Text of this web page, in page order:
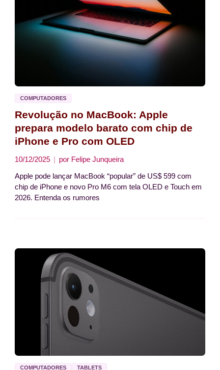
COMPUTADORES
Revolução no MacBook: Apple
prepara modelo barato com chip de
iPhone e Pro com OLED
10/12/2025 por Felipe Junqueira
Apple pode lançar MacBook “popular” de US$ 599 com
chip de iPhone e novo Pro M6 com tela OLED e Touch em
2026. Entenda os rumores
COMPUTADORES TABLETS